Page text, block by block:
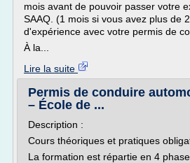
mois avant de pouvoir passer votre
SAAQ. (1 mois si vous avez plus de
d'expérience avec votre permis de
À la...
Lire la suite
Permis de conduire
– École de ...
Description :
Cours théoriques et pratiques
La formation est répartie en 4